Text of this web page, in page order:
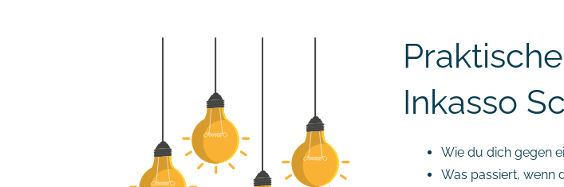
Inkasso
Wie du dich gegen
Was passiert, wenn